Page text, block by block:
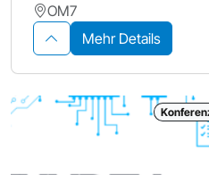
OM7
Mehr Details